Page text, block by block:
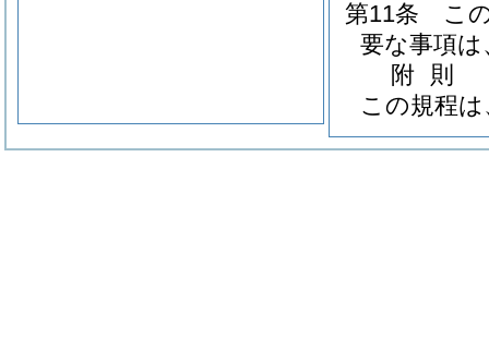
第11条
こ
要な事項
附 則
この規程